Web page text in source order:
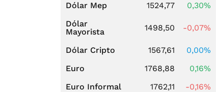
Dólar Mep 1524,77
0,30%
Dólar
Mayorista
1498,50 -0,07%
Dólar Cripto 1567,61
0,00%
Euro
1768,88
0,16%
Euro Informal
1762,11 -0,16%